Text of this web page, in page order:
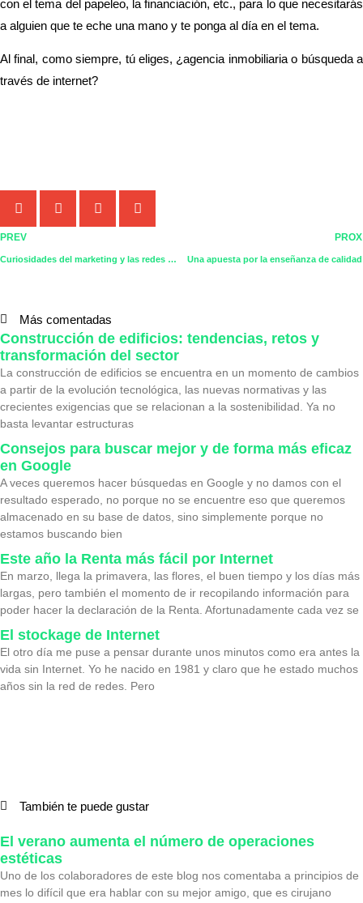
con el tema del papeleo, la financiación, etc., para lo que necesitarás
a alguien que te eche una mano y te ponga al día en el tema.
Al final, como siempre, tú eliges, ¿agencia inmobiliaria o búsqueda a
través de internet?
PREV
Curiosidades del marketing y las redes sociales
PROX
Una apuesta por la enseñanza de calidad
Más comentadas
Construcción de edificios: tendencias, retos y
transformación del sector
La construcción de edificios se encuentra en un momento de cambios
a partir de la evolución tecnológica, las nuevas normativas y las
crecientes exigencias que se relacionan a la sostenibilidad. Ya no
basta levantar estructuras
Consejos para buscar mejor y de forma más eficaz
en Google
A veces queremos hacer búsquedas en Google y no damos con el
resultado esperado, no porque no se encuentre eso que queremos
almacenado en su base de datos, sino simplemente porque no
estamos buscando bien
Este año la Renta más fácil por Internet
En marzo, llega la primavera, las flores, el buen tiempo y los días más
largas, pero también el momento de ir recopilando información para
poder hacer la declaración de la Renta. Afortunadamente cada vez se
El stockage de Internet
El otro día me puse a pensar durante unos minutos como era antes la
vida sin Internet. Yo he nacido en 1981 y claro que he estado muchos
años sin la red de redes. Pero
También te puede gustar
El verano aumenta el número de operaciones
estéticas
Uno de los colaboradores de este blog nos comentaba a principios de
mes lo difícil que era hablar con su mejor amigo, que es cirujano